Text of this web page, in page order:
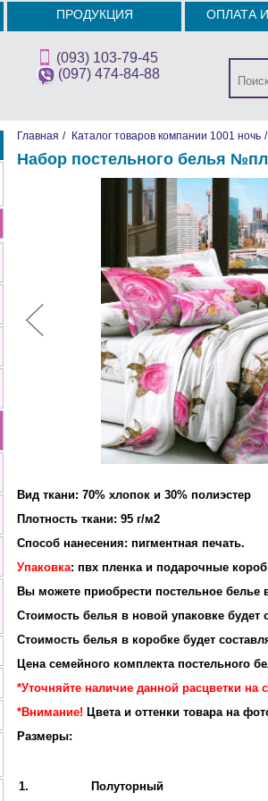
ПРОДУКЦИЯ ОПЛАТА
(093) 103-79-45
(097) 474-84-88
Главная / Каталог товаров компании 1001 ночь /
Набор постельного белья
Вид ткани: 70% хлопок и 30% полиэстер
Плотность ткани: 95 г/м2
Способ нанесения: пигментная печать.
Упаковка: пвх пленка и подарочные
Вы можете приобрести постельное белье
Стоимость белья в новой упаковке будет
Стоимость белья в коробке будет
Цена семейного комплекта постельного
*Уточняйте наличие данной расцветки на
*Внимание! Цвета и оттенки товара на
Размеры:
1. Полуторный